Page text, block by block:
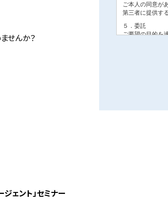
せんか？
ェント」セミナー